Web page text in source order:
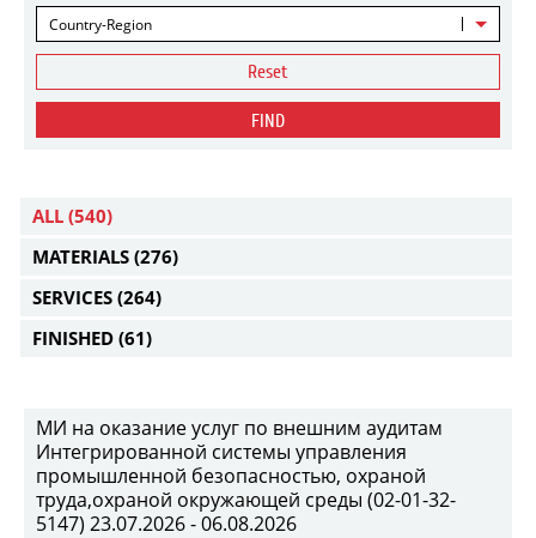
Country-Region
Reset
FIND
ALL (540)
MATERIALS (276)
SERVICES (264)
FINISHED (61)
МИ на оказание услуг по внешним аудитам
Интегрированной системы управления
промышленной безопасностью, охраной
труда,охраной окружающей среды (02-01-32-
5147) 23.07.2026 - 06.08.2026